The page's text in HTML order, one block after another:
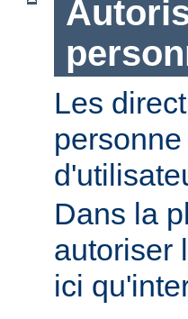
Les
Dans la
autoriser
ici